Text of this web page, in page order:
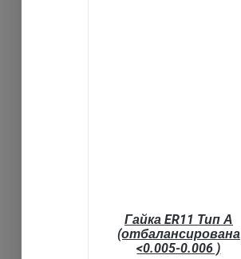
Гайка ER11 Тип А
(отбалансирована
<0.005-0.006 )